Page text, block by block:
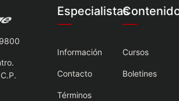
Especialistas
Información
Contacto
Términos
Cursos
Boletines